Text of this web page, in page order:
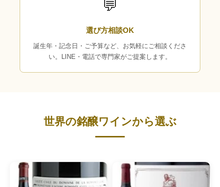
💬
選び方相談OK
誕生年・記念日・ご予算など、お気軽にご相談くださ
い。LINE・電話で専門家がご提案します。
世界の銘醸ワインから選ぶ